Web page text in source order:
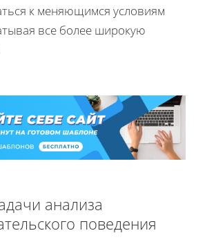
к меняющимся условиям
все более широкую
анализа
поведения